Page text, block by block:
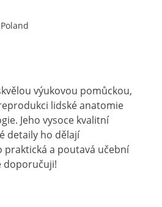
výukovou pomůckou,
lidské anatomie
Jeho vysoce kvalitní
detaily ho dělají
praktická a poutavá učební
doporučuji!